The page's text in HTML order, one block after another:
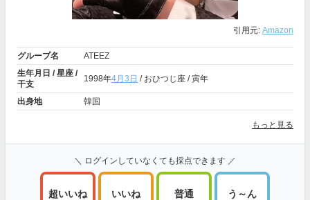
引用元: Amazon
グループ名
ATEEZ
生年月日 / 星座 /
干支
1998年4月3日 / おひつじ座 / 寅年
出身地 韓国
もっと見る
＼ ログインしていなくても採点できます ／
超いいね いいね 普通 う～ん